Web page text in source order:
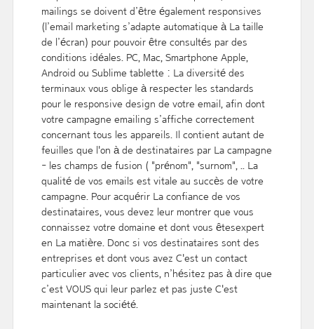
mailings se doivent d’être également responsives
(l’email marketing s’adapte automatique à La taille
de l’écran) pour pouvoir être consultés par des
conditions idéales. PC, Mac, Smartphone Apple,
Android ou Sublime tablette : La diversité des
terminaux vous oblige à respecter les standards
pour le responsive design de votre email, afin dont
votre campagne emailing s’affiche correctement
concernant tous les appareils. Il contient autant de
feuilles que l'on à de destinataires par La campagne
- les champs de fusion ( "prénom", "surnom", .. La
qualité de vos emails est vitale au succès de votre
campagne. Pour acquérir La confiance de vos
destinataires, vous devez leur montrer que vous
connaissez votre domaine et dont vous êtesexpert
en La matière. Donc si vos destinataires sont des
entreprises et dont vous avez C'est un contact
particulier avec vos clients, n’hésitez pas à dire que
c’est VOUS qui leur parlez et pas juste C'est
maintenant la société.